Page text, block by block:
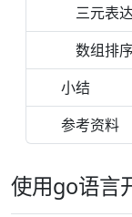
三元表
数组排
小结
参考资料
使用go语言